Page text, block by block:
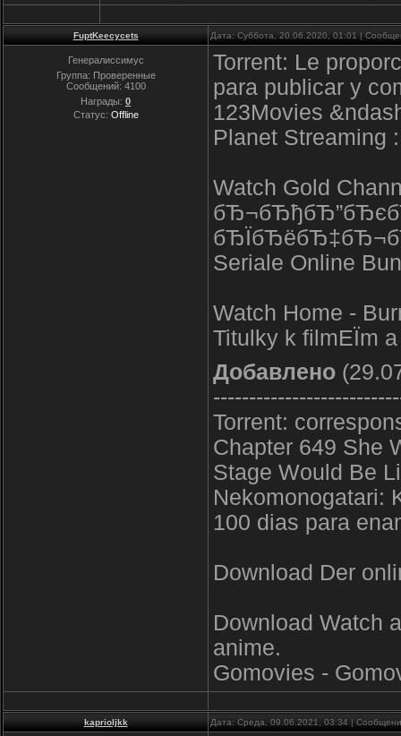
FuptKeecycets Дата: Суббота, 20.06.2020, 01:01 |
Генералиссимус
Группа: Проверенные
Сообщений: 4100
Награды: 0
Статус: Offline
Torrent: Le
para publicar y
123Movies
Planet Streaming
Watch Gold
Seriale Online
Watch Home -
Titulky k filmЕЇm
Добавлено
Torrent:
Chapter 649 She
Stage Would Be
Nekomonogatari:
100 dias para
Download Der
Download Watch
anime.
Gomovies -
kaprioljkk Дата: Среда, 09.06.2021, 03:34 |